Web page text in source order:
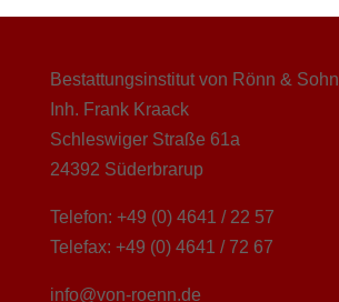
Bestattungsinstitut von Rönn & Sohn
Inh. Frank Kraack
Schleswiger Straße 61a
24392 Süderbrarup
Telefon: +49 (0) 4641 / 22 57
Telefax: +49 (0) 4641 / 72 67
info@von-roenn.de